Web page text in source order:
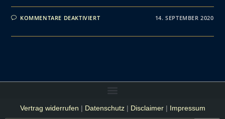
KOMMENTARE DEAKTIVIERT 14. SEPTEMBER 2020
Vertrag widerrufen | Datenschutz| Disclaimer| Impressum